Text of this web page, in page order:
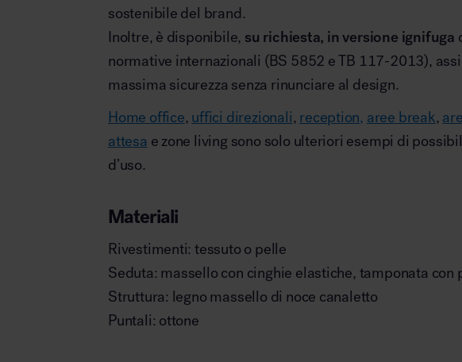
sostenibile del brand.
Inoltre, è disponibile, su richiesta, in versione ignifuga
normative internazionali (BS 5852 e TB 117-2013),
massima sicurezza senza rinunciare al design.
Home office, uffici direzionali, reception, aree break,
attesa e zone living sono solo ulteriori esempi di
d’uso.
Materiali
Rivestimenti: tessuto o pelle
Seduta: massello con cinghie elastiche, tamponata con
Struttura: legno massello di noce canaletto
Puntali: ottone